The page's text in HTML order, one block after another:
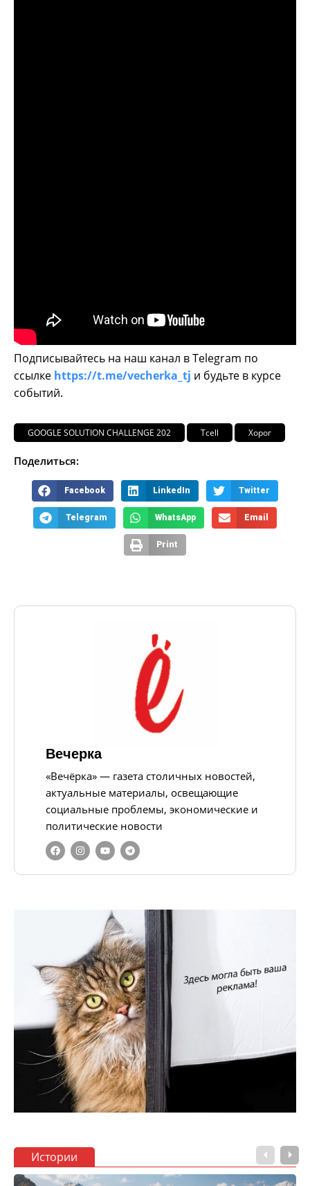
Подписывайтесь на наш канал в Telegram по
ссылке https://t.me/vecherka_tj и будьте в курсе
событий.
GOOGLE SOLUTION CHALLENGE 202 Tcell Хорог
Поделиться:
Facebook LinkedIn Twitter
Telegram WhatsApp Email
Print
Вечерка
«Вечёрка» — газета столичных новостей,
актуальные материалы, освещающие
социальные проблемы, экономические и
политические новости
Истории